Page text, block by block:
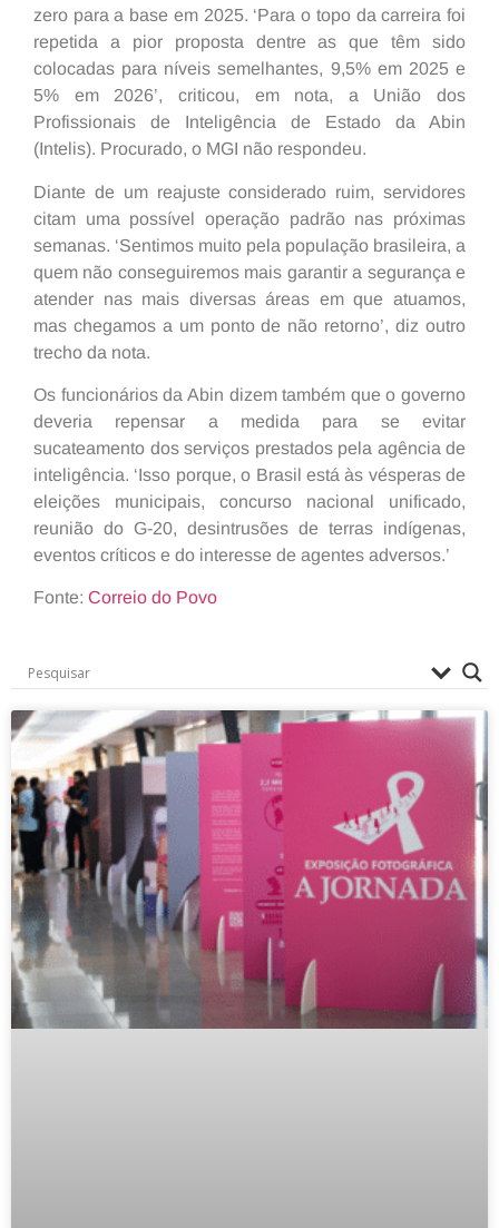
zero para a base em 2025. ‘Para o topo da carreira foi
repetida a pior proposta dentre as que têm sido
colocadas para níveis semelhantes, 9,5% em 2025 e
5% em 2026’, criticou, em nota, a União dos
Profissionais de Inteligência de Estado da Abin
(Intelis). Procurado, o MGI não respondeu.
Diante de um reajuste considerado ruim, servidores
citam uma possível operação padrão nas próximas
semanas. ‘Sentimos muito pela população brasileira, a
quem não conseguiremos mais garantir a segurança e
atender nas mais diversas áreas em que atuamos,
mas chegamos a um ponto de não retorno’, diz outro
trecho da nota.
Os funcionários da Abin dizem também que o governo
deveria repensar a medida para se evitar
sucateamento dos serviços prestados pela agência de
inteligência. ‘Isso porque, o Brasil está às vésperas de
eleições municipais, concurso nacional unificado,
reunião do G-20, desintrusões de terras indígenas,
eventos críticos e do interesse de agentes adversos.’
Fonte: Correio do Povo